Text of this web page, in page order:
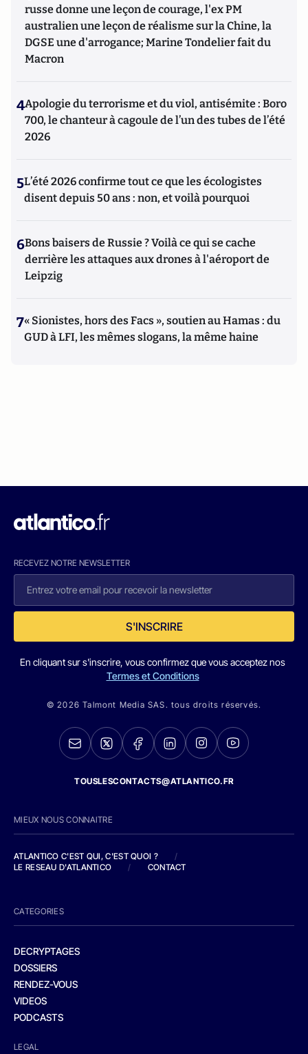
russe donne une leçon de courage, l'ex PM
australien une leçon de réalisme sur la Chine, la
DGSE une d'arrogance; Marine Tondelier fait du
Macron
4Apologie du terrorisme et du viol, antisémite : Boro
700, le chanteur à cagoule de l’un des tubes de l’été
2026
5L’été 2026 confirme tout ce que les écologistes
disent depuis 50 ans : non, et voilà pourquoi
6Bons baisers de Russie ? Voilà ce qui se cache
derrière les attaques aux drones à l'aéroport de
Leipzig
7« Sionistes, hors des Facs », soutien au Hamas : du
GUD à LFI, les mêmes slogans, la même haine
RECEVEZ NOTRE NEWSLETTER
S'INSCRIRE
En cliquant sur s'inscrire, vous confirmez que vous acceptez nos
Termes et Conditions
© 2026 Talmont Media SAS. tous droits réservés.
TOUSLESCONTACTS@ATLANTICO.FR
MIEUX NOUS CONNAITRE
ATLANTICO C'EST QUI, C'EST QUOI ?
/
LE RESEAU D'ATLANTICO
/ CONTACT
CATEGORIES
DECRYPTAGES
DOSSIERS
RENDEZ-VOUS
VIDEOS
PODCASTS
LEGAL